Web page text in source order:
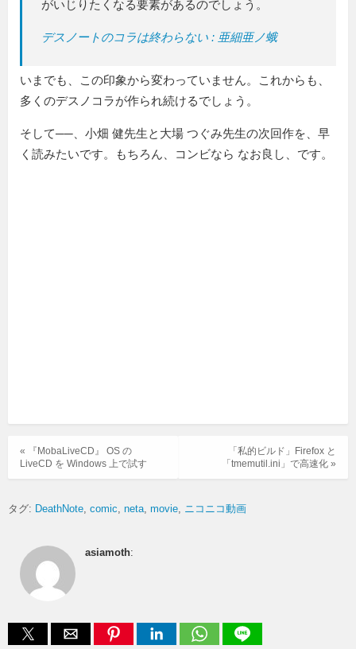
がいじりたくなる要素があるのでしょう。
デスノートのコラは終わらない : 亜細亜ノ蛾
いまでも、この印象から変わっていません。これからも、
多くのデスノコラが作られ続けるでしょう。
そして──、小畑 健先生と大場 つぐみ先生の次回作を、早
く読みたいです。もちろん、コンビなら なお良し、です。
「私的ビルド」Firefox と
「tmemutil.ini」で高速化 »
« 『MobaLiveCD』 OS の
LiveCD を Windows 上で試す
タグ: DeathNote comic neta movie ニコニコ動画
asiamoth: